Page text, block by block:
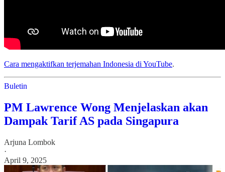
Cara mengaktifkan terjemahan Indonesia di YouTube.
Buletin
PM Lawrence Wong Menjelaskan akan
Dampak Tarif AS pada Singapura
Arjuna Lombok
·
April 9, 2025